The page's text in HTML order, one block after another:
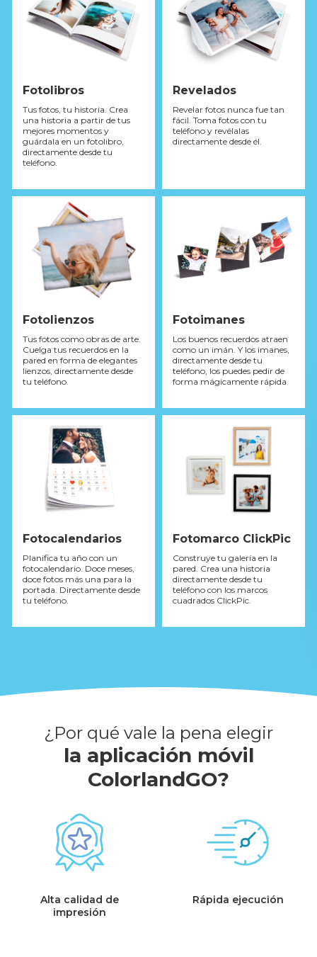
Fotolibros
Tus fotos, tu historia. Crea
una historia a partir de tus
mejores momentos y
guárdala en un fotolibro,
directamente desde tu
teléfono.
Revelados
Revelar fotos nunca fue tan
fácil. Toma fotos con tu
teléfono y revélalas
directamente desde él.
Fotolienzos
Tus fotos como obras de arte.
Cuelga tus recuerdos en la
pared en forma de elegantes
lienzos, directamente desde
tu teléfono.
Fotoimanes
Los buenos recuerdos atraen
como un imán. Y los imanes,
directamente desde tu
teléfono, los puedes pedir de
forma mágicamente rápida.
Fotocalendarios
Planifica tu año con un
fotocalendario. Doce meses,
doce fotos más una para la
portada. Directamente desde
tu teléfono.
Fotomarco ClickPic
Construye tu galería en la
pared. Crea una historia
directamente desde tu
teléfono con los marcos
cuadrados ClickPic.
¿Por qué vale la pena elegir
la aplicación móvil
ColorlandGO?
Alta calidad de
impresión
Rápida ejecución